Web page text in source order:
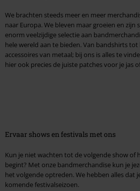
We brachten steeds meer en meer
naar Europa. We bleven maar groeien en zijn
enorm veelzijdige selectie aan
hele wereld aan te bieden. Van bandshirts
accessoires van metaal; bij ons is alles te
hier ook precies de juiste patches voor je jas
Ervaar shows en festivals met ons
Kun je niet wachten tot de volgende show of
begint? Met onze bandmerchandise kun je
het volgende optreden. We hebben alles dat
komende festivalseizoen.